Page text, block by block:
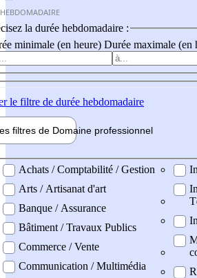
la durée hebdomadaire :
minimale (en heure) Durée maximale (en
le filtre de durée hebdomadaire
filtres de Domaine professionnel
professionel
Achats / Comptabilité / Gestion
Arts / Artisanat d'art
Banque / Assurance
Bâtiment / Travaux Publics
Commerce / Vente
Communication / Multimédia